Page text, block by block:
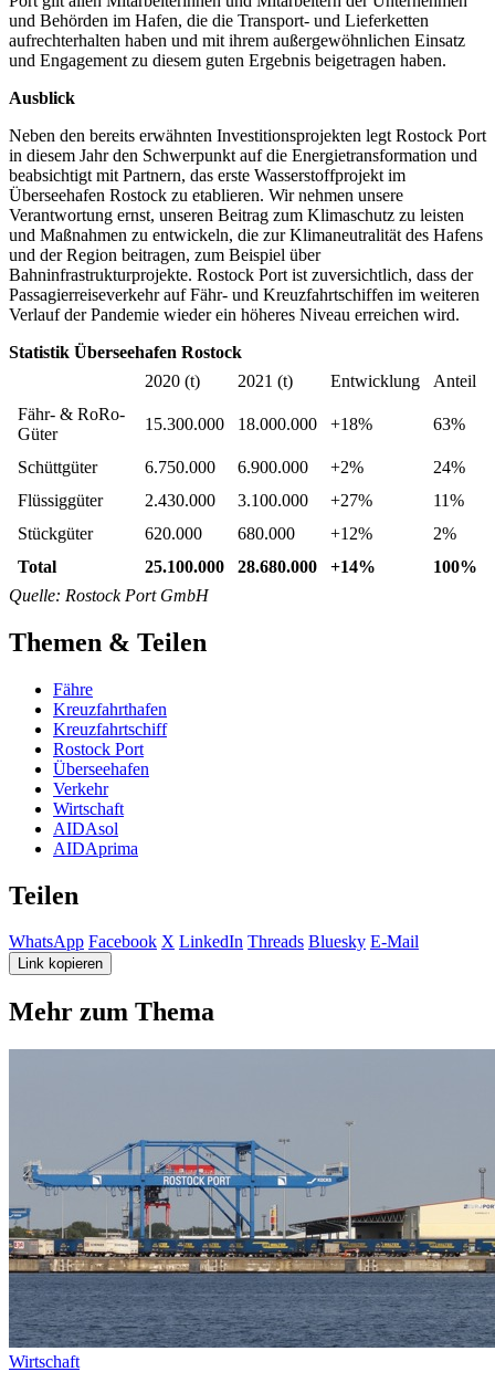
und Behörden im Hafen, die die Transport- und Lieferketten
aufrechterhalten haben und mit ihrem außergewöhnlichen Einsatz
und Engagement zu diesem guten Ergebnis beigetragen haben.
Ausblick
Neben den bereits erwähnten Investitionsprojekten legt Rostock Port
in diesem Jahr den Schwerpunkt auf die Energietransformation und
beabsichtigt mit Partnern, das erste Wasserstoffprojekt im
Überseehafen Rostock zu etablieren. Wir nehmen unsere
Verantwortung ernst, unseren Beitrag zum Klimaschutz zu leisten
und Maßnahmen zu entwickeln, die zur Klimaneutralität des Hafens
und der Region beitragen, zum Beispiel über
Bahninfrastrukturprojekte. Rostock Port ist zuversichtlich, dass der
Passagierreiseverkehr auf Fähr- und Kreuzfahrtschiffen im weiteren
Verlauf der Pandemie wieder ein höheres Niveau erreichen wird.
Statistik Überseehafen Rostock
2020 (t)
2021 (t) Entwicklung
Anteil
Fähr- & RoRo-
Güter
15.300.000 18.000.000 +18% 63%
Schüttgüter 6.750.000 6.900.000 +2%
24%
Flüssiggüter
2.430.000 3.100.000 +27%
11%
Stückgüter
620.000 680.000 +12%
2%
Total
25.100.000 28.680.000 +14%
100%
Quelle: Rostock Port GmbH
Themen & Teilen
Fähre
Kreuzfahrthafen
Kreuzfahrtschiff
Rostock Port
Überseehafen
Verkehr
Wirtschaft
AIDAsol
AIDAprima
Teilen
WhatsApp Facebook X LinkedIn Threads Bluesky E-Mail
Link kopieren
Mehr zum Thema
Wirtschaft